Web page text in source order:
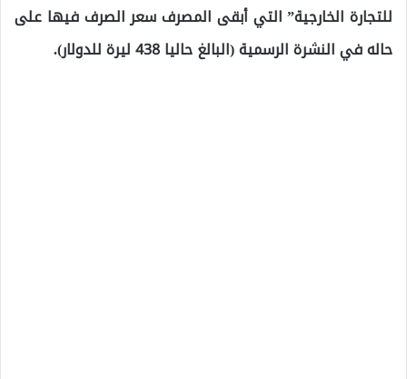
للتجارة الخارجية” التي أبقى المصرف سعر الصرف فيها على
حاله في النشرة الرسمية (البالغ حاليا 438 ليرة للدولار).